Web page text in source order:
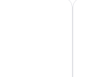
โนโวเท